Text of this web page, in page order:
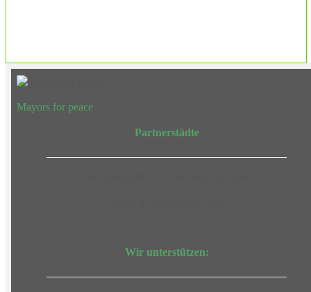
Mayors for peace
Partnerstädte
Wir unterstützen: